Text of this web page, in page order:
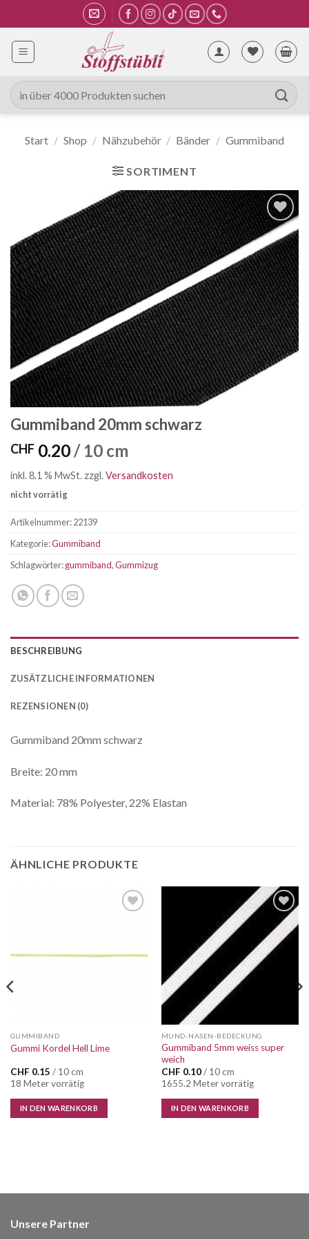
Inhalt
springen
Suche
nach:
Start / Shop / Nähzubehör / Bänder / Gummiband
SORTIMENT
Auf die
Wunschliste
Gummiband 20mm schwarz
CHF 0.20/ 10 cm
inkl. 8.1 % MwSt. zzgl.Versandkosten
nicht vorrätig
Artikelnummer:22139
Kategorie:Gummiband
Schlagwörter:gummiband,Gummizug
BESCHREIBUNG
ZUSÄTZLICHE INFORMATIONEN
REZENSIONEN (0)
Gummiband 20mm schwarz
Breite: 20 mm
Material: 78% Polyester, 22% Elastan
ÄHNLICHE PRODUKTE
GUMMIBAND
Gummi Kordel Hell Lime
CHF 0.15 / 10 cm
18 Meter vorrätig
IN DEN WARENKORB
Auf die
Wunschliste
MUND-NASEN-BEDECKUNG
Gummiband 5mm weiss super
weich
CHF 0.10/ 10 cm
1655.2 Meter vorrätig
IN DEN WARENKORB
Unsere Partner